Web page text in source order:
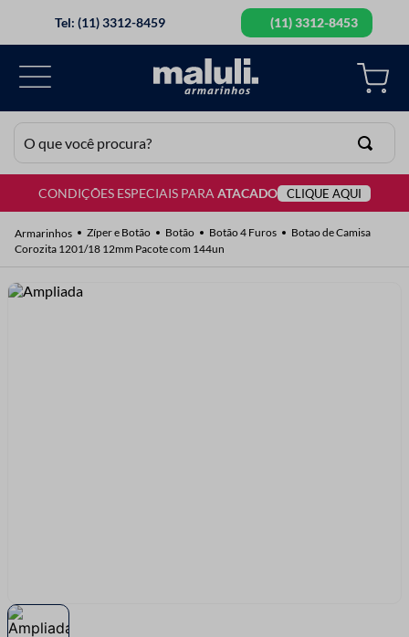
Tel: (11) 3312-8459 (11) 3312-8453
O que você procura?
CONDIÇÕES ESPECIAIS PARAATACADO CLIQUE AQUI
Zíper e Botão Botão Botão 4 Furos
Botao de Camisa
Corozita 1201/18 12mm Pacote com 144un
TERMOS MAIS BUSCADOS
2º
barbante
3º
botão